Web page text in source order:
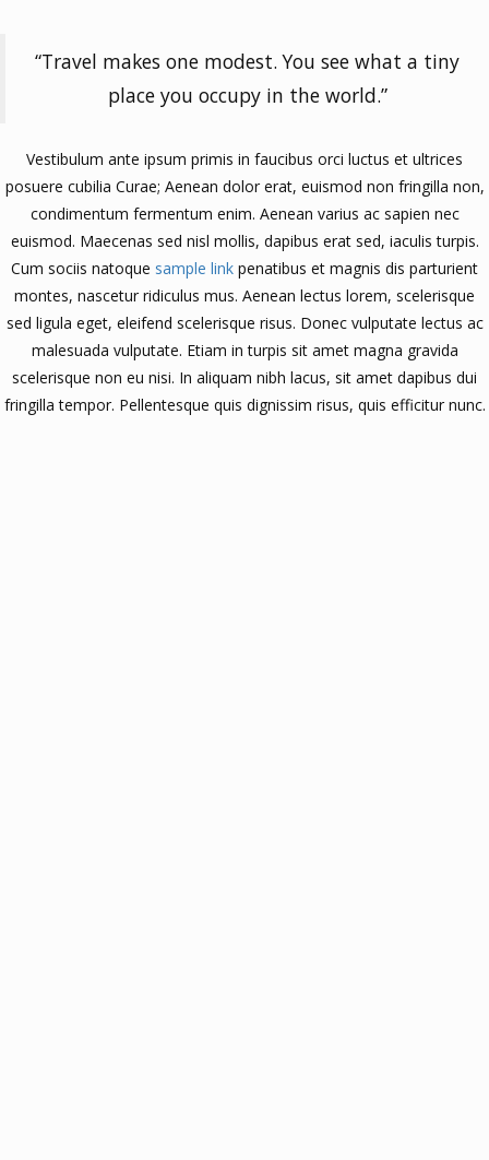
“Travel makes one modest. You see what a tiny
place you occupy in the world.”
Vestibulum ante ipsum primis in faucibus orci luctus et ultrices
posuere cubilia Curae; Aenean dolor erat, euismod non fringilla non,
condimentum fermentum enim. Aenean varius ac sapien nec
euismod. Maecenas sed nisl mollis, dapibus erat sed, iaculis turpis.
Cum sociis natoque sample link penatibus et magnis dis parturient
montes, nascetur ridiculus mus. Aenean lectus lorem, scelerisque
sed ligula eget, eleifend scelerisque risus. Donec vulputate lectus ac
malesuada vulputate. Etiam in turpis sit amet magna gravida
scelerisque non eu nisi. In aliquam nibh lacus, sit amet dapibus dui
fringilla tempor. Pellentesque quis dignissim risus, quis efficitur nunc.